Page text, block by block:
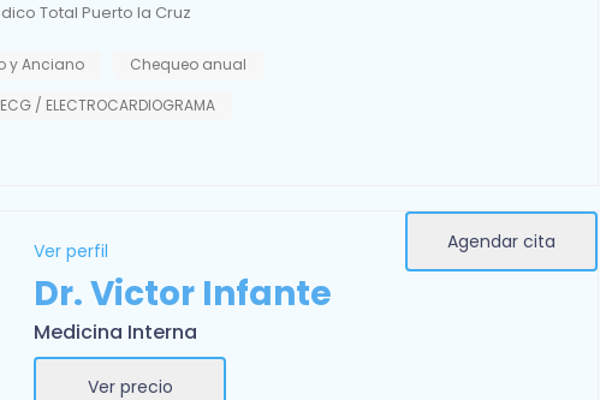
Total Puerto la Cruz
y Anciano
Chequeo anual
ECG / ELECTROCARDIOGRAMA
Ver perfil
Dr. Victor Infante
Medicina Interna
Ver precio
Agendar cita